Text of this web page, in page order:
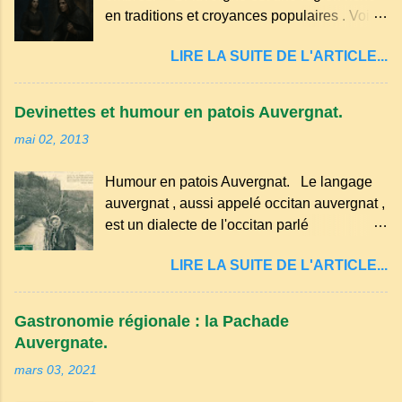
cerises sans les dénoyauter de préférence,
séchez-les sur un torchon.
en traditions et croyances populaires . Voici
marqué ses campagnes : Superstitions : Le
pain retourné. Quand, à un repas, un des
voisins se hâtent de planter dans le
aperçoit, il remet le pain sur le bon coté,
mais il doit payer autant de bouteilles de vin
qu’il y a de couteaux ou de fourchettes
d’Ambert). Les quatre chemins. Quand
deux chemins se rencontrent et se coupent,
leur intersection forme un carrefour qui a
LIRE LA SUITE DE L'ARTICLE...
Devinettes et humour en patois Auvergnat.
mai 02, 2013
Humour en patois Auvergnat. Le langage
auvergnat , aussi appelé occitan auvergnat ,
est un dialecte de l'occitan parlé
certaines parties du Massif central . Il
appartient à la famille des langues romanes
et est classé parmi les dialectes du nord-
occitan . Bien que le nombre de locuteurs
LIRE LA SUITE DE L'ARTICLE...
Gastronomie régionale : la Pachade
Auvergnate.
mars 03, 2021